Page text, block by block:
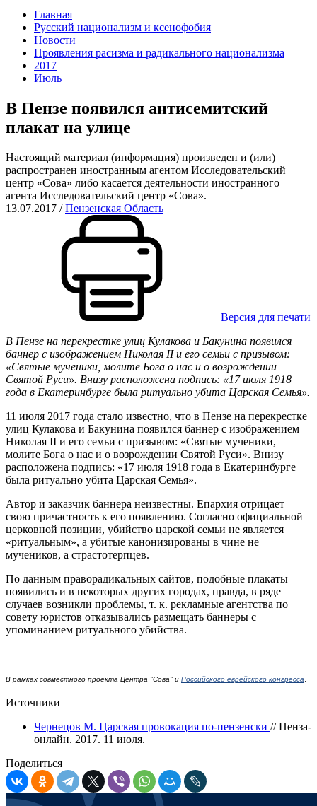
Главная
Русский национализм и ксенофобия
Новости
Проявления расизма и радикального национализма
2017
Июль
В Пензе появился антисемитский
плакат на улице
Настоящий материал (информация) произведен и (или)
распространен иностранным агентом Исследовательский
центр «Сова» либо касается деятельности иностранного
агента Исследовательский центр «Сова».
13.07.2017 /Пензенская Область
Версия для печати
В Пензе на перекрестке улиц Кулакова и Бакунина появился
баннер с изображением Николая II и его семьи с призывом:
«Святые мученики, молите Бога о нас и о возрождении
Святой Руси». Внизу расположена подпись: «17 июля 1918
года в Екатеринбурге была ритуально убита Царская Семья».
11 июля 2017 года стало известно, что в Пензе на перекрестке
улиц Кулакова и Бакунина появился баннер с изображением
Николая II и его семьи с призывом: «Святые мученики,
молите Бога о нас и о возрождении Святой Руси». Внизу
расположена подпись: «17 июля 1918 года в Екатеринбурге
была ритуально убита Царская Семья».
Автор и заказчик баннера неизвестны. Епархия отрицает
свою причастность к его появлению. Согласно официальной
церковной позиции, убийство царской семьи не является
«ритуальным», а убитые канонизированы в чине не
мучеников, а страстотерпцев.
По данным праворадикальных сайтов, подобные плакаты
появились и в некоторых других городах, правда, в ряде
случаев возникли проблемы, т. к. рекламные агентства по
совету юристов отказывались размещать баннеры с
упоминанием ритуального убийства.
В рамках совместного проекта Центра "Сова" и Российского еврейского конгресса
Источники
Чернецов М. Царская провокация по-пензенски // Пенза-
онлайн. 2017. 11 июля.
Поделиться